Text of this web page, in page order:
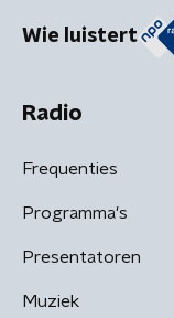
Wie luistert
Radio
Frequenties
Programma's
Presentatoren
Muziek